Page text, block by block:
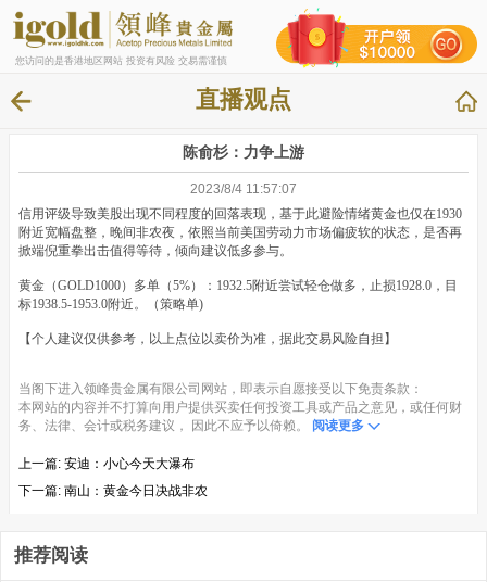
您访问的是香港地区网站 投资有风险 交易需谨慎
直播观点
陈俞杉：力争上游
2023/8/4 11:57:07
信用评级导致美股出现不同程度的回落表现，基于此避险情绪黄金也仅在1930
附近宽幅盘整，晚间非农夜，依照当前美国劳动力市场偏疲软的状态，是否再
掀端倪重拳出击值得等待，倾向建议低多参与。
黄金（GOLD1000）多单（5%）：1932.5附近尝试轻仓做多，止损1928.0，目
标1938.5-1953.0附近。（策略单)
【个人建议仅供参考，以上点位以卖价为准，据此交易风险自担】
当阁下进入领峰贵金属有限公司网站，即表示自愿接受以下免责条款：
本网站的内容并不打算向用户提供买卖任何投资工具或产品之意见，或任何财
务、法律、会计或税务建议， 因此不应予以倚赖。
阅读更多
上一篇: 安迪：小心今天大瀑布
下一篇: 南山：黄金今日决战非农
推荐阅读